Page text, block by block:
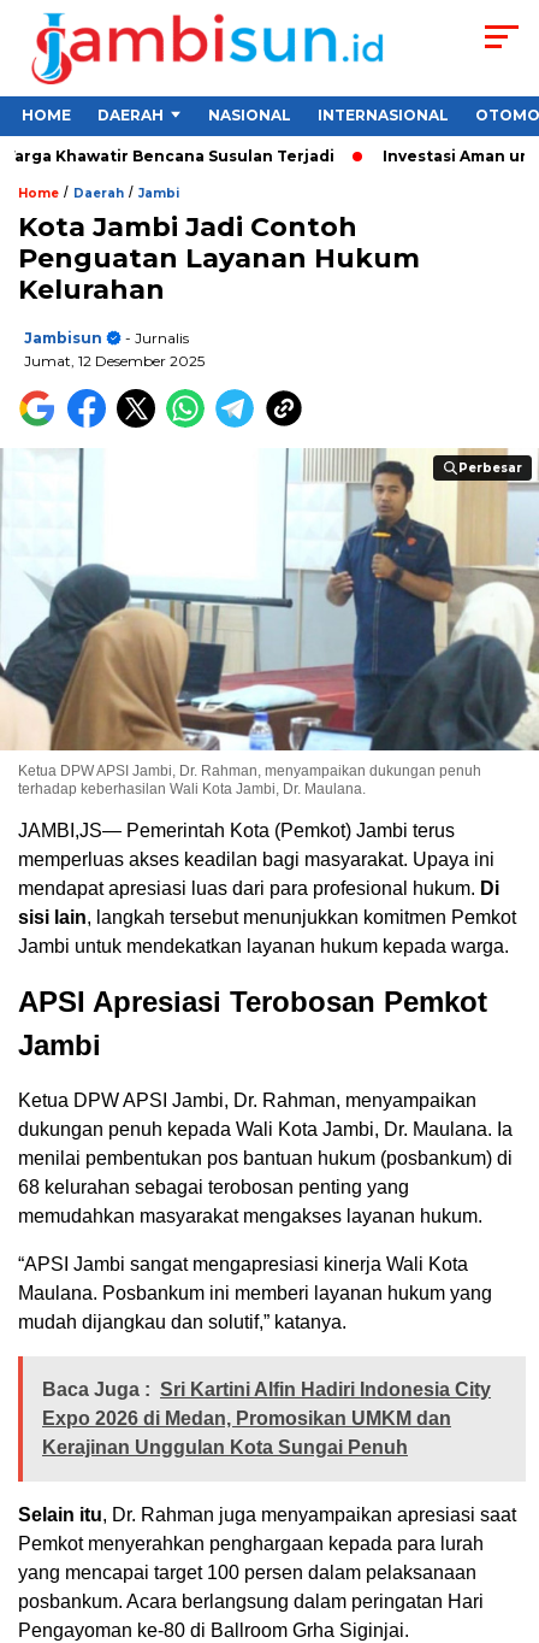
HOME DAERAH NASIONAL INTERNASIONAL
Khawatir Bencana Susulan Terjadi Investasi Aman untuk
Home / Daerah / Jambi
Kota Jambi Jadi Contoh
Penguatan Layanan Hukum
Kelurahan
Jambisun
- Jurnalis
Jumat, 12 Desember 2025
Perbesar
Perbesar
Ketua DPW APSI Jambi, Dr. Rahman, menyampaikan dukungan penuh
terhadap keberhasilan Wali Kota Jambi, Dr. Maulana.
JAMBI,JS— Pemerintah Kota (Pemkot) Jambi terus
memperluas akses keadilan bagi masyarakat. Upaya ini
mendapat apresiasi luas dari para profesional hukum. Di
sisi lain, langkah tersebut menunjukkan komitmen Pemkot
Jambi untuk mendekatkan layanan hukum kepada warga.
APSI Apresiasi Terobosan Pemkot
Jambi
Ketua DPW APSI Jambi, Dr. Rahman, menyampaikan
dukungan penuh kepada Wali Kota Jambi, Dr. Maulana. Ia
menilai pembentukan pos bantuan hukum (posbankum) di
68 kelurahan sebagai terobosan penting yang
memudahkan masyarakat mengakses layanan hukum.
“APSI Jambi sangat mengapresiasi kinerja Wali Kota
Maulana. Posbankum ini memberi layanan hukum yang
mudah dijangkau dan solutif,” katanya.
Baca Juga : Sri Kartini Alfin Hadiri Indonesia City
Expo 2026 di Medan, Promosikan UMKM dan
Kerajinan Unggulan Kota Sungai Penuh
Selain itu, Dr. Rahman juga menyampaikan apresiasi saat
Pemkot menyerahkan penghargaan kepada para lurah
yang mencapai target 100 persen dalam pelaksanaan
posbankum. Acara berlangsung dalam peringatan Hari
Pengayoman ke-80 di Ballroom Grha Siginjai.